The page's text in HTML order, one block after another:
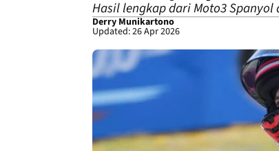
Hasil lengkap dari Moto3
Derry Munikartono
Updated: 26 Apr 2026